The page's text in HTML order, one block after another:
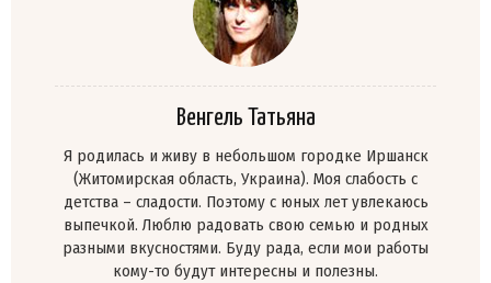
Венгель Татьяна
Я родилась и живу в небольшом городке Иршанск
(Житомирская область, Украина). Моя слабость с
детства – сладости. Поэтому с юных лет увлекаюсь
выпечкой. Люблю радовать свою семью и родных
разными вкусностями. Буду рада, если мои работы
кому-то будут интересны и полезны.